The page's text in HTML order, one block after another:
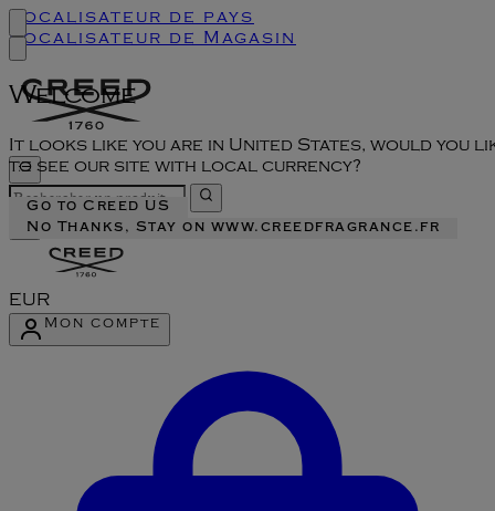
Welcome
It looks like you are in United States, would you
to see our site with local currency?
Go to Creed US
No Thanks, Stay on www.creedfragrance.fr
Localisateur de pays
Localisateur de Magasin
EUR
Mon compte